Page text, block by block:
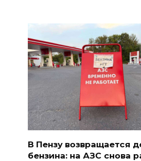
В Пензу возвращается
бензина: на АЗС снова